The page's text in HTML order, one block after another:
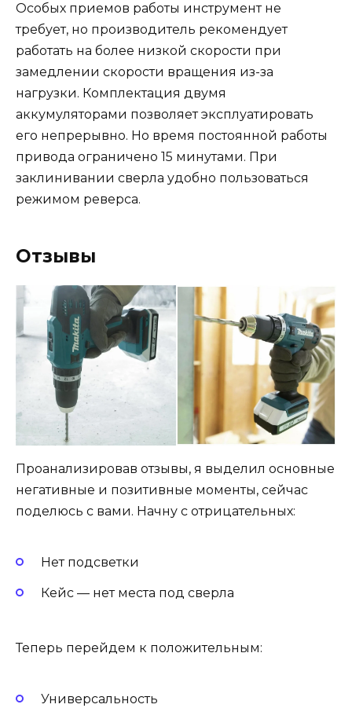
Особых приемов работы инструмент не
требует, но производитель рекомендует
работать на более низкой скорости при
замедлении скорости вращения из-за
нагрузки. Комплектация двумя
аккумуляторами позволяет эксплуатировать
его непрерывно. Но время постоянной работы
привода ограничено 15 минутами. При
заклинивании сверла удобно пользоваться
режимом реверса.
Отзывы
Проанализировав отзывы, я выделил основные
негативные и позитивные моменты, сейчас
поделюсь с вами. Начну с отрицательных:
Нет подсветки
Кейс — нет места под сверла
Теперь перейдем к положительным:
Универсальность